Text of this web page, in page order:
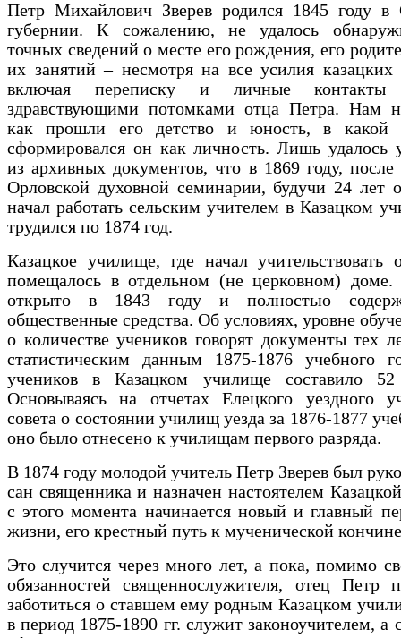
Петр Михайлович Зверев родился 1845 году в
губернии. К сожалению, не удалось
точных сведений о месте его рождения, его
их занятий – несмотря на все усилия казацких
включая переписку и личные
здравствующими потомками отца Петра. Нам
как прошли его детство и юность, в какой
сформировался он как личность. Лишь удалось
из архивных документов, что в 1869 году, после
Орловской духовной семинарии, будучи 24 лет
начал работать сельским учителем в Казацком
трудился по 1874 год.
Казацкое училище, где начал учительствовать
помещалось в отдельном (не церковном)
открыто в 1843 году и полностью
общественные средства. Об условиях, уровне
о количестве учеников говорят документы тех
статистическим данным 1875-1876 учебного
учеников в Казацком училище составило 52
Основываясь на отчетах Елецкого уездного
совета о состоянии училищ уезда за 1876-1877
оно было отнесено к училищам первого разряда.
В 1874 году молодой учитель Петр Зверев был
сан священника и назначен настоятелем
с этого момента начинается новый и главный
жизни, его крестный путь к мученической
Это случится через много лет, а пока, помимо
обязанностей священнослужителя, отец Петр
заботиться о ставшем ему родным Казацком
в период 1875-1890 гг. служит законоучителем, а